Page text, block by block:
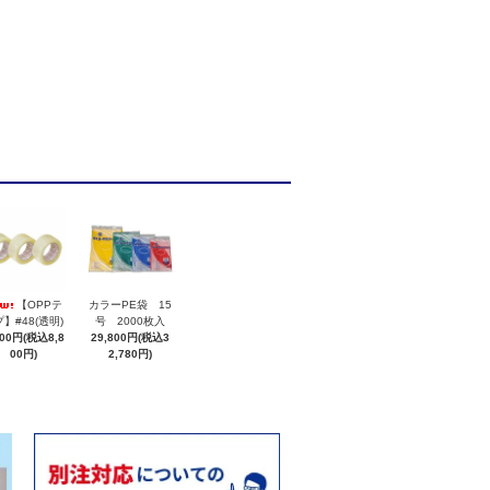
【OPPテ
】#48(透明)
円(税込8,8
00円)
カラーPE袋 15
号 2000枚入
29,800円(税込3
2,780円)